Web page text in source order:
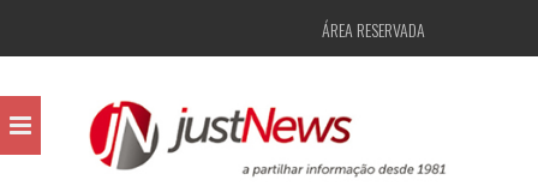
ÁREA RESERVADA